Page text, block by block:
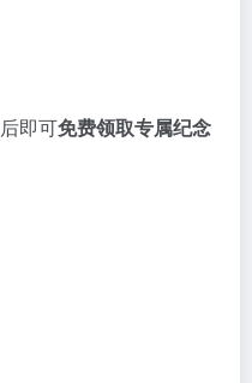
即可免费领取专属纪念